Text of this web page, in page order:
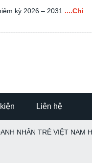
04/2025....Chi Tiết
Liên hệ
NHÂN TRẺ VIỆT